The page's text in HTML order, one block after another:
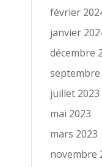
février
janvier
décembre
septembre
juillet 2023
mai 2023
mars 2023
novembre